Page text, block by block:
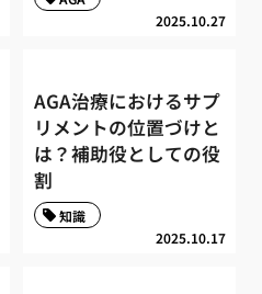
2025.10.27
AGA治療におけるサプ
リメントの位置づけと
は？補助役としての役
割
2025.10.17
知識